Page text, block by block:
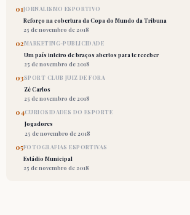
01JORNALISMO ESPORTIVO
Reforço na cobertura da Copa do Mundo da Tribuna
25 de novembro de 2018
02MARKETING-PUBLICIDADE
Um país inteiro de braços abertos para te receber
25 de novembro de 2018
03SPORT CLUB JUIZ DE FORA
Zé Carlos
25 de novembro de 2018
04CURIOSIDADES DO ESPORTE
Jogadores
25 de novembro de 2018
05FOTOGRAFIAS ESPORTIVAS
Estádio Municipal
25 de novembro de 2018